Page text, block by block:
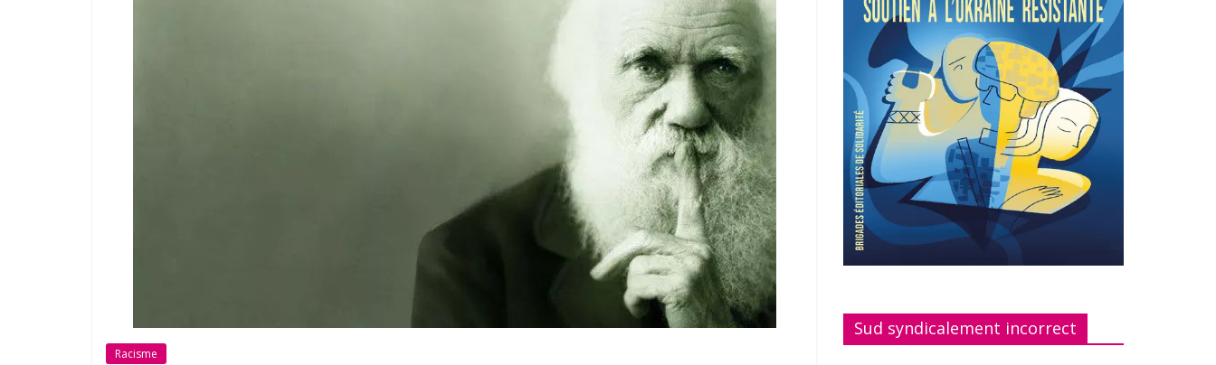
Racisme
Sud syndicalement incorrect